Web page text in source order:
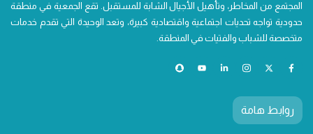
المجتمع من المخاطر، وتأهيل الأجيال الشابة للمستقبل. تقع الجمعية في منطقة
حدودية تواجه تحديات اجتماعية واقتصادية كبيرة، وتعد الوحيدة التي تقدم خدمات
متخصصة للشباب والفتيات في المنطقة.
روابط هامة